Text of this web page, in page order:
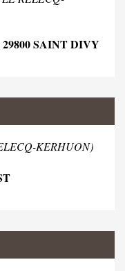
SAINT DIVY
KERHUON)